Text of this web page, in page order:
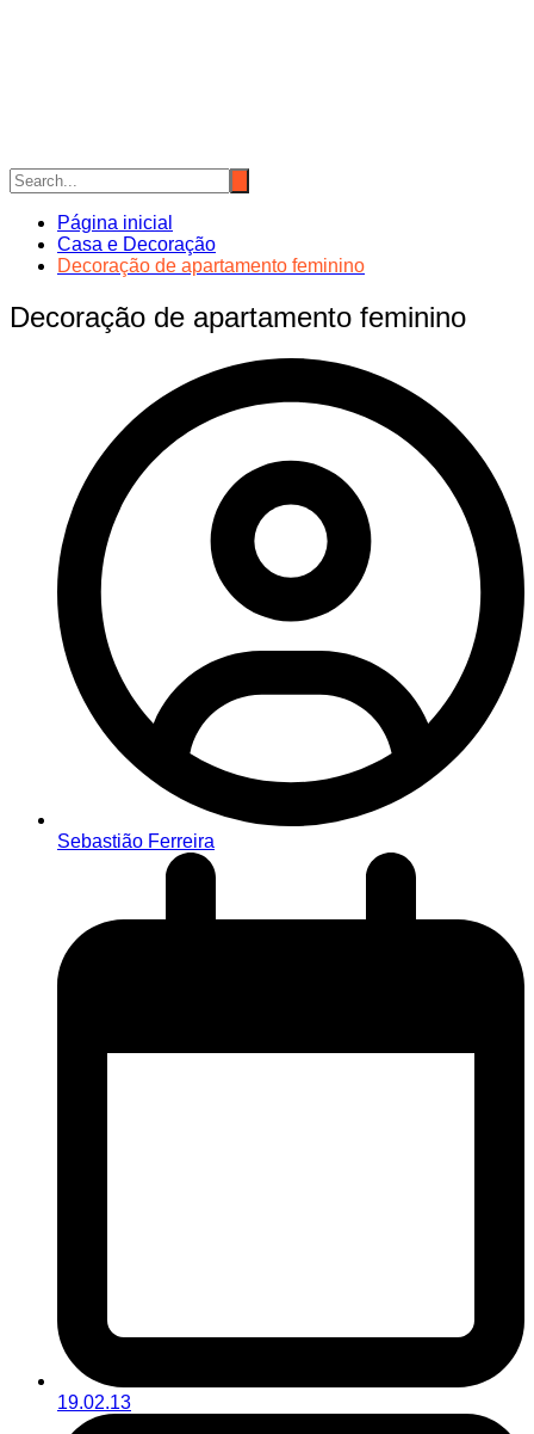
Página inicial
Casa e Decoração
Decoração de apartamento feminino
Decoração de apartamento feminino
Sebastião Ferreira
19.02.13